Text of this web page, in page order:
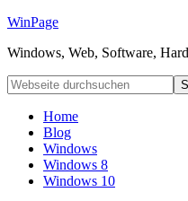
WinPage
Windows, Web, Software,
Home
Blog
Windows
Windows 8
Windows 10